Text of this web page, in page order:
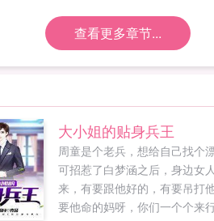
查看更多章节...
大小姐的贴身兵王
周童是个老兵，想给自己找个
可招惹了白梦涵之后，身边女
来，有要跟他好的，有要吊打
要他命的妈呀，你们一个个来